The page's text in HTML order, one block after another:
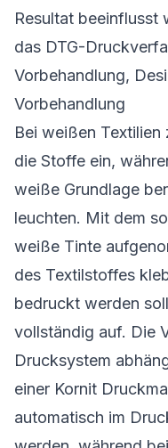
Resultat beeinflusst
das DTG-
Vorbehandlung,
Vorbehandlung
Bei weißen Textilien
die Stoffe ein,
weiße Grundlage
leuchten. Mit dem
weiße Tinte
des Textilstoffes
bedruckt werden
vollständig auf. Die
Drucksystem
einer Kornit
automatisch im